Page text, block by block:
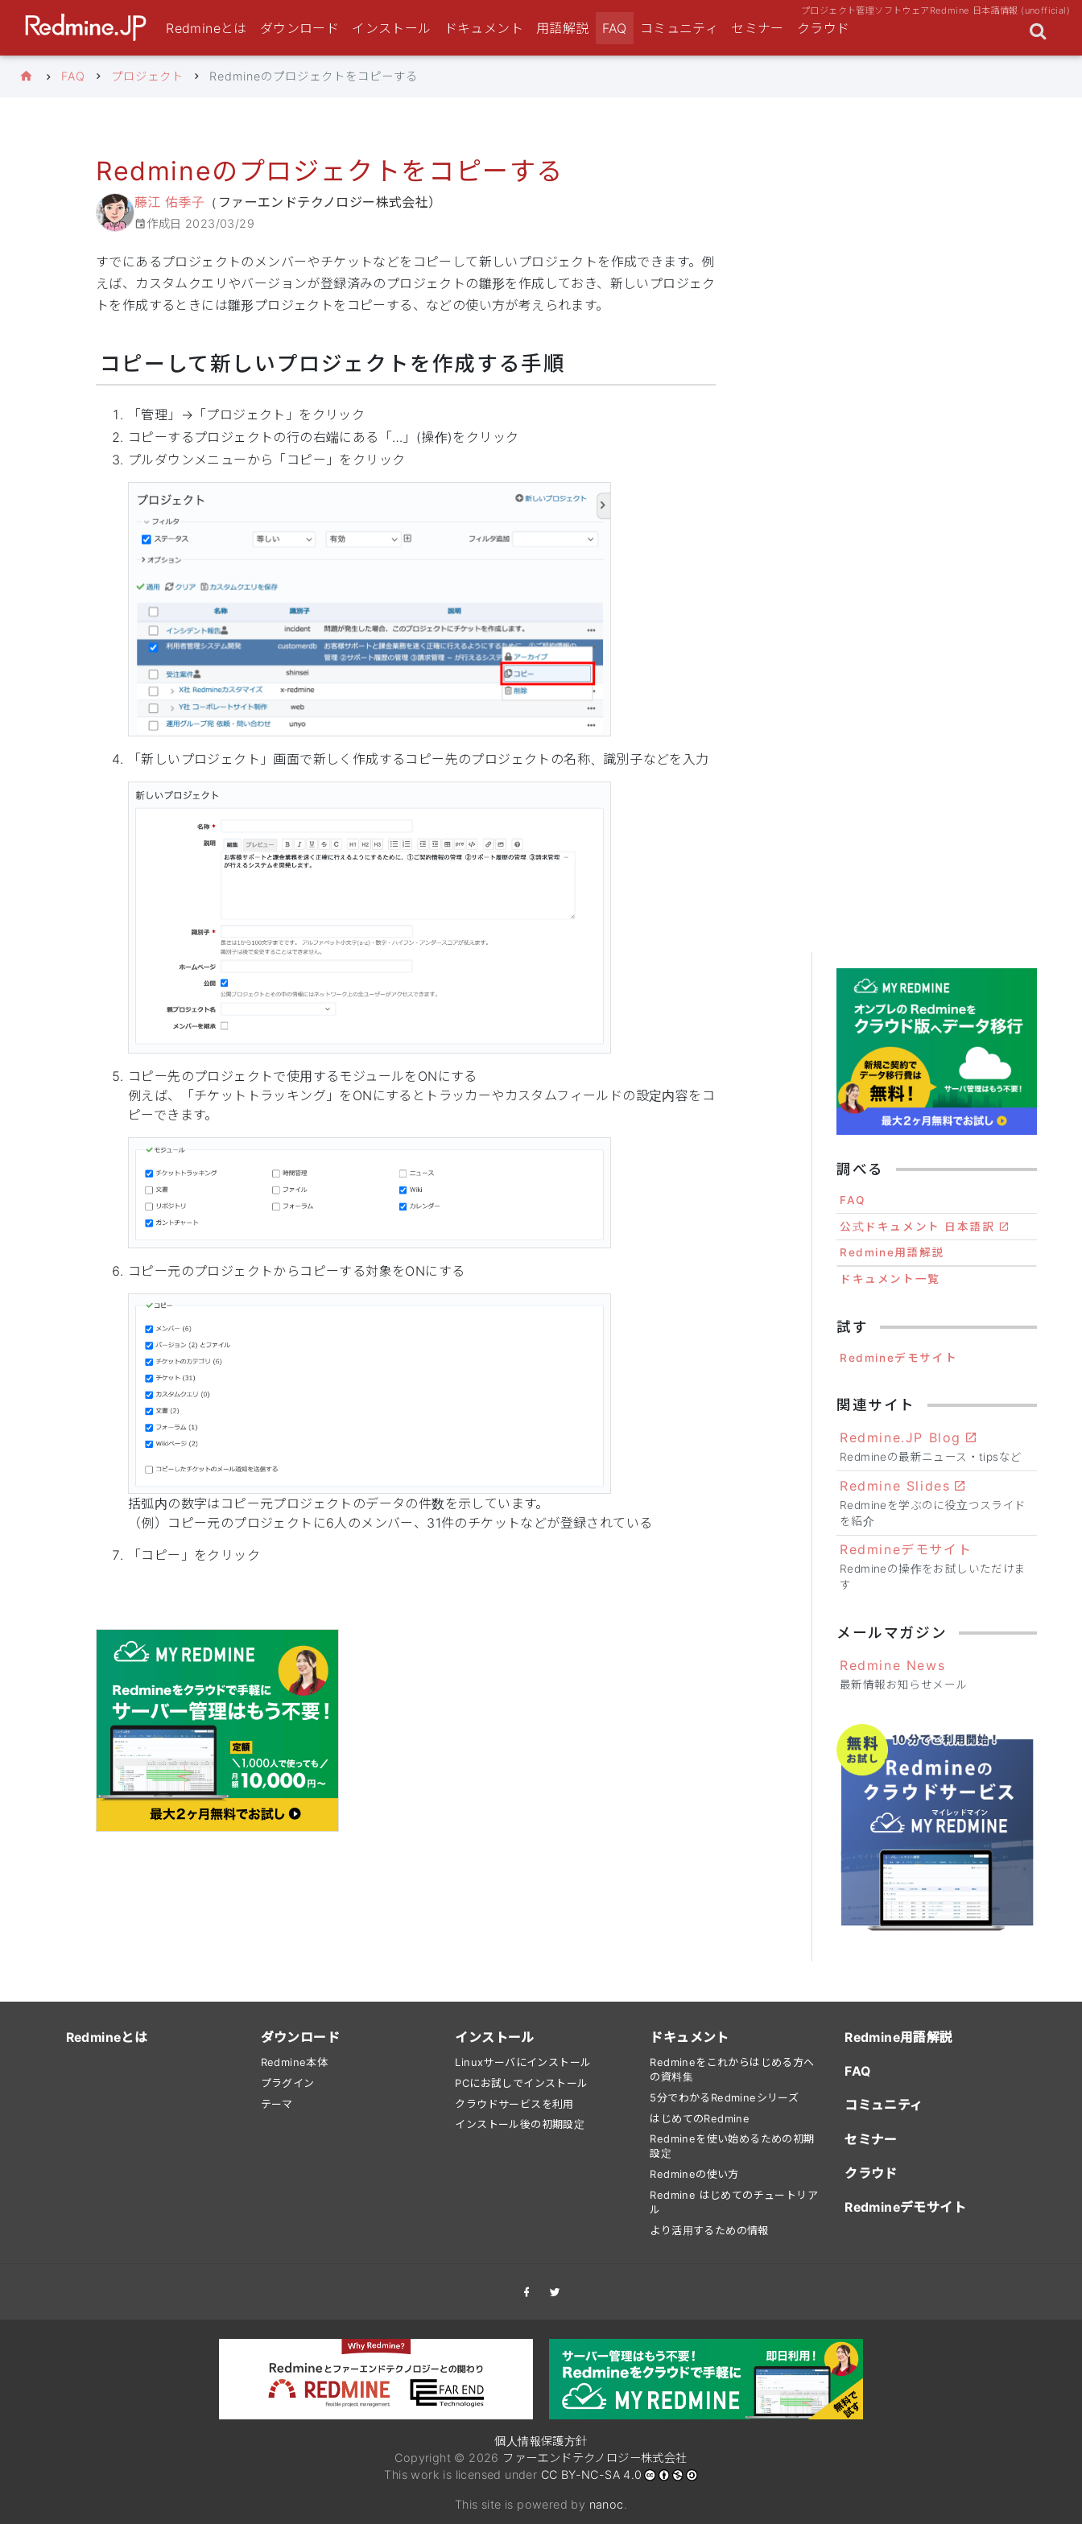
Redmineとは ダウンロード インストール ドキュメント 用語解説 FAQ コミュニティ セミナー クラウド
プロジェクト管理ソフトウェアRedmine 日本語情報 (unofficial)
FAQ プロジェクト Redmineのプロジェクトをコピーする
Redmineのプロジェクトをコピーする
藤江 佑季子 （ファーエンドテクノロジー株式会社）
作成日 2023/03/29
すでにあるプロジェクトのメンバーやチケットなどをコピーして新しいプロジェクトを作成できます。例
えば、カスタムクエリやバージョンが登録済みのプロジェクトの雛形を作成しておき、新しいプロジェク
トを作成するときには雛形プロジェクトをコピーする、などの使い方が考えられます。
コピーして新しいプロジェクトを作成する手順
「管理」→「プロジェクト」をクリック
コピーするプロジェクトの行の右端にある「…」(操作)をクリック
プルダウンメニューから「コピー」をクリック
「新しいプロジェクト」画面で新しく作成するコピー先のプロジェクトの名称、識別子などを入力
コピー先のプロジェクトで使用するモジュールをONにする
例えば、「チケットトラッキング」をONにするとトラッカーやカスタムフィールドの設定内容をコ
ピーできます。
コピー元のプロジェクトからコピーする対象をONにする
括弧内の数字はコピー元プロジェクトのデータの件数を示しています。
（例）コピー元のプロジェクトに6人のメンバー、31件のチケットなどが登録されている
「コピー」をクリック
調べる
FAQ
公式ドキュメント 日本語訳
Redmine用語解説
ドキュメント一覧
試す
Redmineデモサイト
関連サイト
Redmine.JP Blog
Redmineの最新ニュース・tipsなど
Redmine Slides
Redmineを学ぶのに役立つスライド
を紹介
Redmineデモサイト
Redmineの操作をお試しいただけま
す
メールマガジン
Redmine News
最新情報お知らせメール
Redmineとは ダウンロード
Redmine本体
プラグイン
テーマ
インストール
Linuxサーバにインストール
PCにお試しでインストール
クラウドサービスを利用
インストール後の初期設定
ドキュメント
Redmineをこれからはじめる方へ
の資料集
5分でわかるRedmineシリーズ
はじめてのRedmine
Redmineを使い始めるための初期
設定
Redmineの使い方
Redmine はじめてのチュートリア
ル
より活用するための情報
Redmine用語解説
FAQ
コミュニティ
セミナー
クラウド
Redmineデモサイト
個人情報保護方針
Copyright © 2026 ファーエンドテクノロジー株式会社
This work is licensed under CC BY-NC-SA 4.0
This site is powered by nanoc